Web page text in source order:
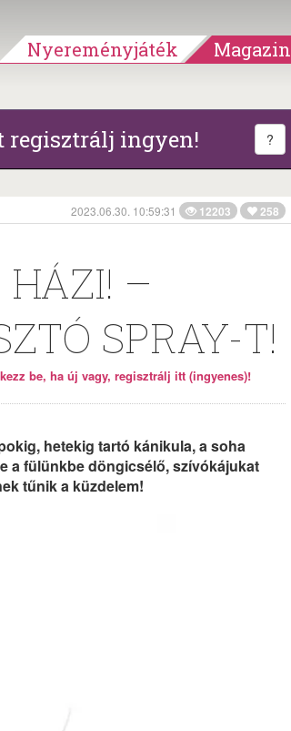
Nyereményjáték Magazin
regisztrálj ingyen! ?
2023.06.30. 10:59:31 12203 258
HÁZI! –
SPRAY-T!
be, ha új vagy, regisztrálj itt (ingyenes)!
hetekig tartó kánikula, a soha
a fülünkbe döngicsélő, szívókájukat
tűnik a küzdelem!